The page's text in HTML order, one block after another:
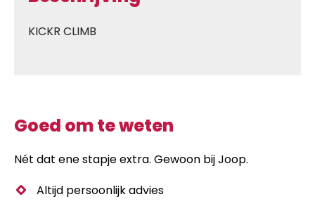
KICKR CLIMB
Goed om te weten
Nét dat ene stapje extra. Gewoon bij Joop.
Altijd persoonlijk advies